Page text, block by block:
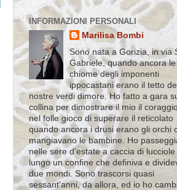
INFORMAZIONI PERSONALI
Marilisa Bombi
Sono nata a Gorizia, in via
Gabriele, quando ancora le
chiome degli imponenti
ippocastani erano il tetto
nostre verdi dimore. Ho fatto a gara
collina per dimostrare il mio il
nel folle gioco di superare il reticolato
quando ancora i drusi erano gli orchi
mangiavano le bambine. Ho
nelle sere d'estate a caccia di lucciole
lungo un confine che definiva e
due mondi. Sono trascorsi quasi
sessant'anni, da allora, ed io ho